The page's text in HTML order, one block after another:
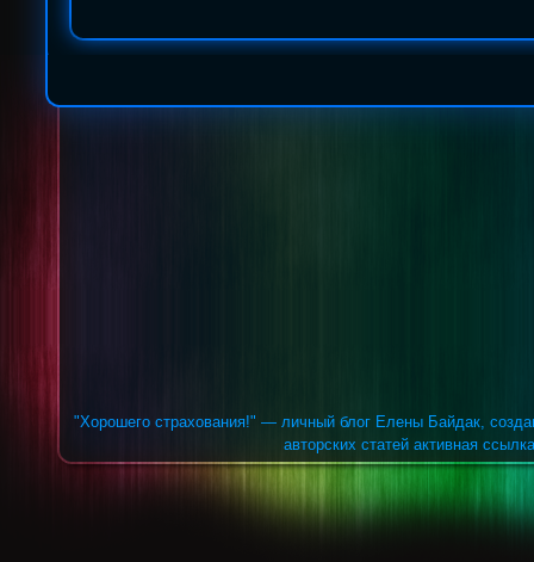
"Хорошего страхования!" — личный блог Елены Байдак,
авторских статей активная